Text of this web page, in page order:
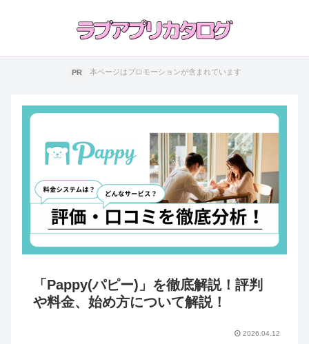
本ページはプロモーションが含まれています
「Pappy(パピー)」を徹底解説！評判
や料金、始め方について解説！
2026.04.12